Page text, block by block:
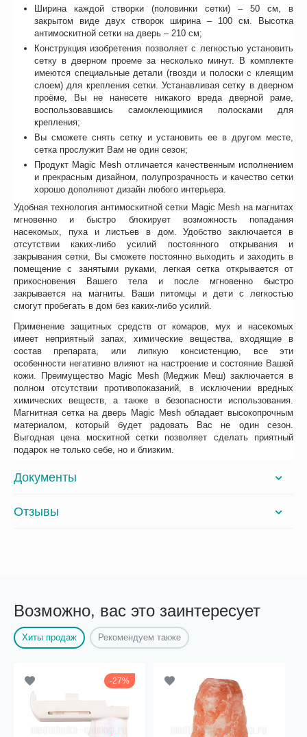
Ширина каждой створки (половинки сетки) – 50 см, в
закрытом виде двух створок ширина – 100 см. Высотка
антимоскитной сетки на дверь – 210 см;
Конструкция изобретения позволяет с легкостью установить
сетку в дверном проеме за несколько минут. В комплекте
имеются специальные детали (гвозди и полоски с клеящим
слоем) для крепления сетки. Устанавливая сетку в дверном
проёме, Вы не нанесете никакого вреда дверной раме,
воспользовавшись самоклеющимися полосками для
крепления;
Вы сможете снять сетку и установить ее в другом месте,
сетка прослужит Вам не один сезон;
Продукт Magic Mesh отличается качественным исполнением
и прекрасным дизайном, полупрозрачность и качество сетки
хорошо дополняют дизайн любого интерьера.
Удобная технология антимоскитной сетки Magic Mesh на магнитах
мгновенно и быстро блокирует возможность попадания
насекомых, пуха и листьев в дом. Удобство заключается в
отсутствии каких-либо усилий постоянного открывания и
закрывания сетки, Вы сможете постоянно выходить и заходить в
помещение с занятыми руками, легкая сетка открывается от
прикосновения Вашего тела и после мгновенно быстро
закрывается на магниты. Ваши питомцы и дети с легкостью
смогут пробегать в дом без каких-либо усилий.
Применение защитных средств от комаров, мух и насекомых
имеет неприятный запах, химические вещества, входящие в
состав препарата, или липкую консистенцию, все эти
особенности негативно влияют на настроение и состояние Вашей
кожи. Преимущество Magic Mesh (Меджик Меш) заключается в
полном отсутствии противопоказаний, в исключении вредных
химических веществ, а также в безопасности использования.
Магнитная сетка на дверь Magic Mesh обладает высокопрочным
материалом, который будет радовать Вас не один сезон.
Выгодная цена москитной сетки позволяет сделать приятный
подарок не только себе, но и близким.
Документы
Отзывы
Возможно, вас это заинтересует
Хиты продаж Рекомендуем также
27%